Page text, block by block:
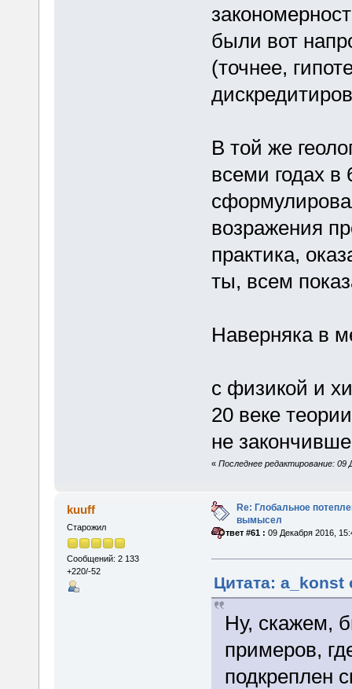
были вот
(точнее,
В той же
всеми годах в
возражения
практика,
ты, всем
Наверняка в
с физикой и
20 веке
не
« Последнее редактирование: 09
kuuff
Старожил
Сообщений: 2 133
+220/-52
Re: Глобальное
вымысел
«Ответ #61 : 09 Декабря 2016,
Цитата: a_konst
Ну, скажем,
примеров,
подкреплен